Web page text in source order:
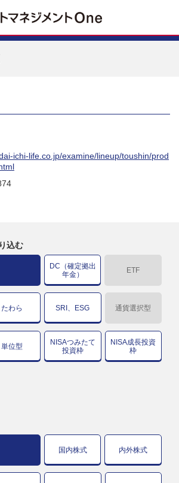
ichi-life.co.jp/examine/lineup/toushin/prod
込む
DC（確定拠出
年金）
ETF
たわら SRI、ESG 通貨選択型
単位型
NISAつみたて
投資枠
NISA成長投資
枠
国内株式 内外株式